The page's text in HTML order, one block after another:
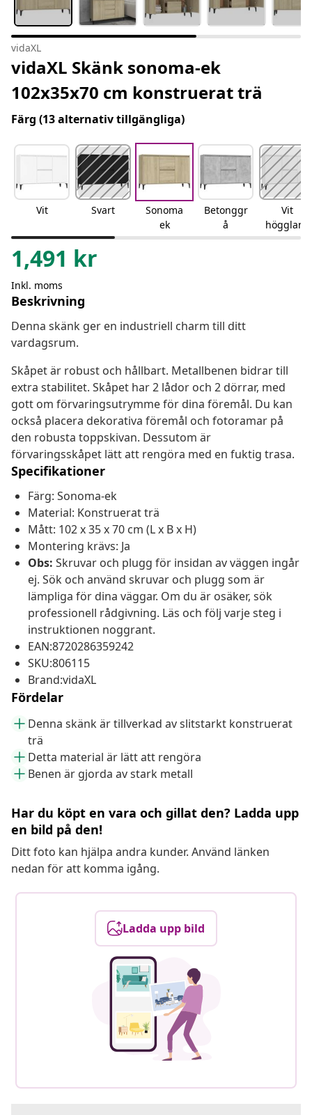
vidaXL
vidaXL Skänk sonoma-ek
102x35x70 cm konstruerat trä
Färg (13 alternativ tillgängliga)
Vit Svart
Sonoma
ek
Betonggr
å
Vit
högglans
1,491 kr
Inkl. moms
Beskrivning
Denna skänk ger en industriell charm till ditt
vardagsrum.
Skåpet är robust och hållbart. Metallbenen bidrar till
extra stabilitet. Skåpet har 2 lådor och 2 dörrar, med
gott om förvaringsutrymme för dina föremål. Du kan
också placera dekorativa föremål och fotoramar på
den robusta toppskivan. Dessutom är
förvaringsskåpet lätt att rengöra med en fuktig trasa.
Specifikationer
Färg: Sonoma-ek
Material: Konstruerat trä
Mått: 102 x 35 x 70 cm (L x B x H)
Montering krävs: Ja
Obs: Skruvar och plugg för insidan av väggen ingår
ej. Sök och använd skruvar och plugg som är
lämpliga för dina väggar. Om du är osäker, sök
professionell rådgivning. Läs och följ varje steg i
instruktionen noggrant.
EAN:8720286359242
SKU:806115
Brand:vidaXL
Fördelar
Denna skänk är tillverkad av slitstarkt konstruerat
trä
Detta material är lätt att rengöra
Benen är gjorda av stark metall
Har du köpt en vara och gillat den? Ladda upp
en bild på den!
Ditt foto kan hjälpa andra kunder. Använd länken
nedan för att komma igång.
Ladda upp bild